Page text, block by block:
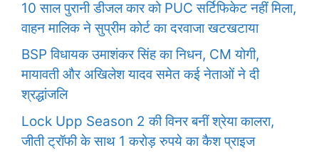
10 साल पुरानी डीजल कार को PUC सर्टिफिकेट नहीं मिला,
वाहन मालिक ने सुप्रीम कोर्ट का दरवाजा खटखटाया
BSP विधायक उमाशंकर सिंह का निधन, CM योगी,
मायावती और अखिलेश यादव समेत कई नेताओं ने दी
श्रद्धांजलि
Lock Upp Season 2 की विनर बनीं श्रेया कालरा,
जीती ट्रॉफी के साथ 1 करोड़ रुपये का कैश प्राइज